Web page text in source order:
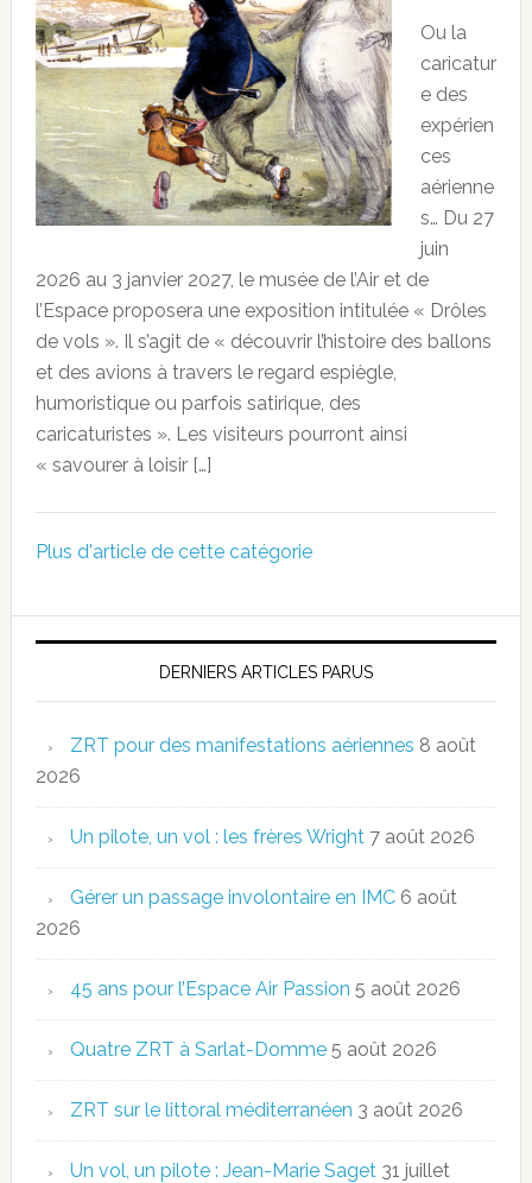
Ou la
caricatur
e des
expérien
ces
aérienne
s… Du 27
juin
2026 au 3 janvier 2027, le musée de l’Air et de
l’Espace proposera une exposition intitulée « Drôles
de vols ». Il s’agit de « découvrir l’histoire des ballons
et des avions à travers le regard espiègle,
humoristique ou parfois satirique, des
caricaturistes ». Les visiteurs pourront ainsi
« savourer à loisir […]
Plus d'article de cette catégorie
DERNIERS ARTICLES PARUS
ZRT pour des manifestations aériennes 8 août
2026
Un pilote, un vol : les frères Wright 7 août 2026
Gérer un passage involontaire en IMC 6 août
2026
45 ans pour l’Espace Air Passion 5 août 2026
Quatre ZRT à Sarlat-Domme 5 août 2026
ZRT sur le littoral méditerranéen 3 août 2026
Un vol, un pilote : Jean-Marie Saget 31 juillet